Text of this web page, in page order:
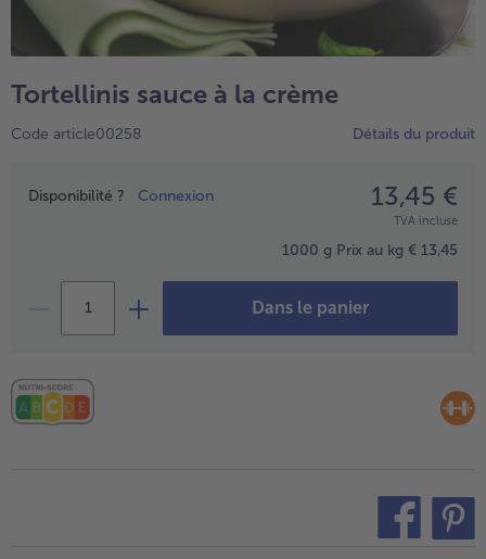
TousPlats cuisinés
Boulangerie & Pâtisserie
TousBoulangerie & Pâtisserie
TousEntrées, Apéritifs & Snacks
Produits non surgelés
TousProduits non surgelés
Tortellinis sauce à la crème
Code article00258 Détails du produit
Prix
Disponibilité ? Connexion 13,45 €
TVA incluse
1000 g Prix au kg € 13,45
Dans le panier